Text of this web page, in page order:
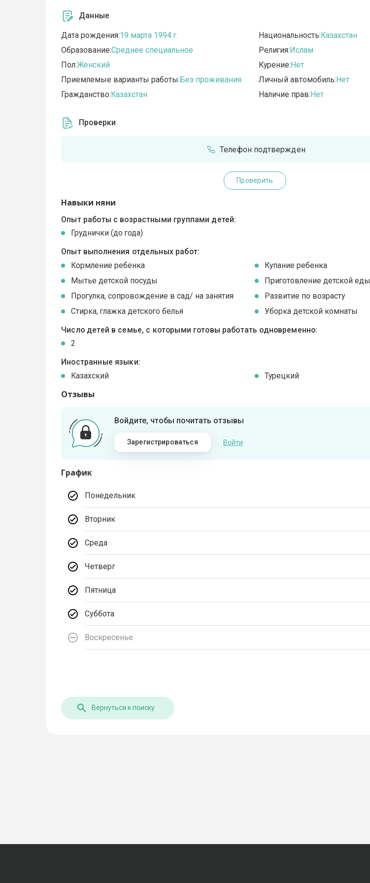
Данные
Дата рождения:19 марта 1994 г.
Образование:Среднее специальное
Пол:Женский
Приемлемые варианты работы:Без проживания
Гражданство:Казахстан
Национальность:Казахстан
Религия:Ислам
Курение:Нет
Личный автомобиль:Нет
Наличие прав:Нет
Проверки
Телефон подтвержден
Проверить
Навыки няни
Опыт работы с возрастными группами детей:
Груднички (до года)
Опыт выполнения отдельных работ:
Кормление ребенка
Купание ребенка
Мытье детской посуды
Приготовление детской еды
Прогулка, сопровождение в сад/ на занятия
Развитие по возрасту
Стирка, глажка детского белья
Уборка детской комнаты
Число детей в семье, с которыми готовы работать одновременно:
2
Иностранные языки:
Казахский
Турецкий
Отзывы
Войдите, чтобы почитать отзывы
Зарегистрироваться Войти
График
Понедельник
Вторник
Среда
Четверг
Пятница
Суббота
Воскресенье
Вернуться к поиску